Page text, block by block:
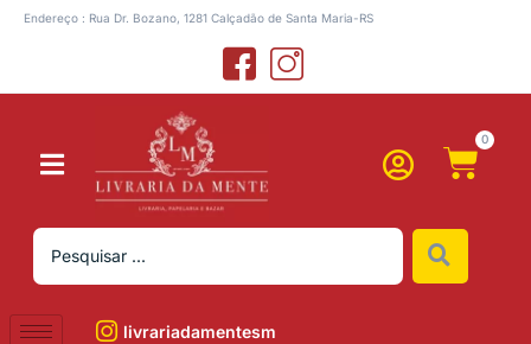
Endereço : Rua Dr. Bozano, 1281 Calçadão de Santa Maria-RS
0
livrariadamentesm